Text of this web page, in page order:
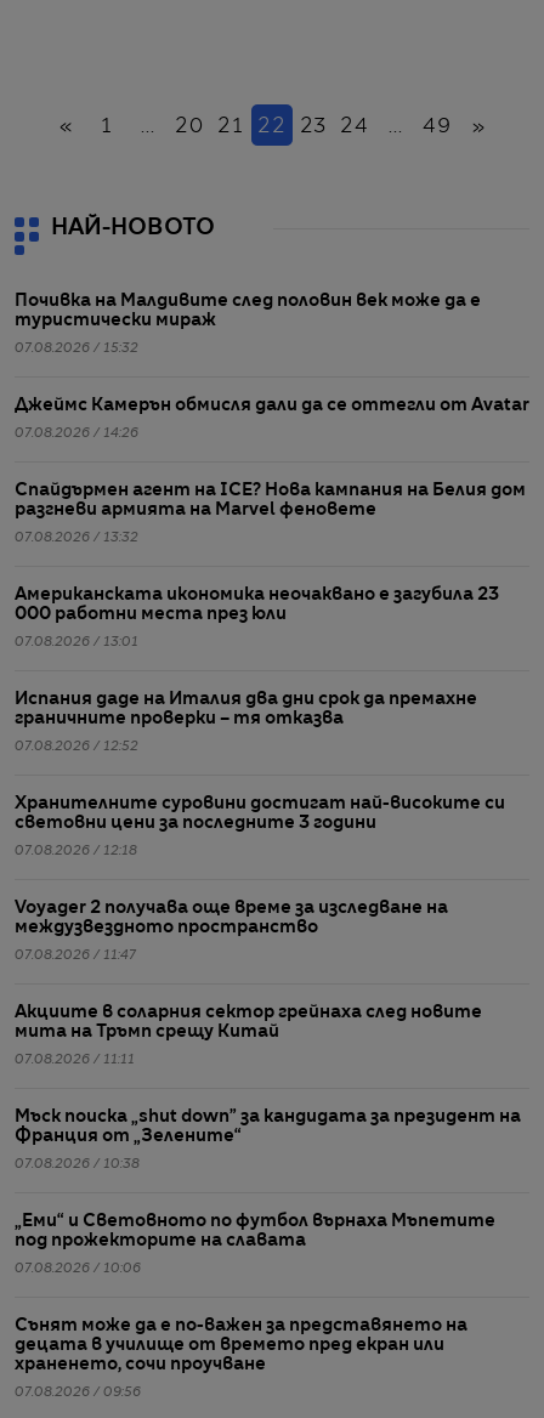
«Назад
1 ... 20 21 22 (настоящ)
23 24 ... 49 »
НАЙ-НОВОТО
Почивка на Малдивите след половин век може да е
туристически мираж
07.08.2026 / 15:32
Джеймс Камерън обмисля дали да се оттегли от Avatar
07.08.2026 / 14:26
Спайдърмен агент на ICE? Нова кампания на Белия дом
разгневи армията на Marvel феновете
07.08.2026 / 13:32
Американската икономика неочаквано е загубила 23
000 работни места през юли
07.08.2026 / 13:01
Испания даде на Италия два дни срок да премахне
граничните проверки – тя отказва
07.08.2026 / 12:52
Хранителните суровини достигат най-високите си
световни цени за последните 3 години
07.08.2026 / 12:18
Voyager 2 получава още време за изследване на
междузвездното пространство
07.08.2026 / 11:47
Акциите в соларния сектор грейнаха след новите
мита на Тръмп срещу Китай
07.08.2026 / 11:11
Мъск поиска „shut down” за кандидата за президент на
Франция от „Зелените“
07.08.2026 / 10:38
„Еми“ и Световното по футбол върнаха Мъпетите
под прожекторите на славата
07.08.2026 / 10:06
Сънят може да е по-важен за представянето на
децата в училище от времето пред екран или
храненето, сочи проучване
07.08.2026 / 09:56